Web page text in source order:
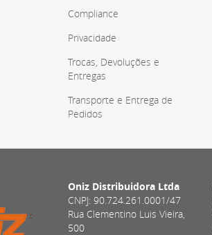
Compliance
Privacidade
Trocas, Devoluções e
Entregas
Transporte e Entrega de
Pedidos
Oniz Distribuidora Ltda
CNPJ: 90.724.261.0001/47
Rua Clementino Luis Vieira,
500